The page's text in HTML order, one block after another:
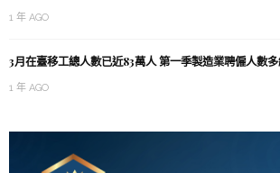
1 年 AGO
3月在臺移工總人數已近83萬人 第一季製造業聘僱人數
1 年 AGO